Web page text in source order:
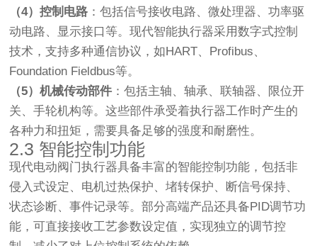
（4）控制电路 ：包括信号接收电路、微处理器、功率驱
动电路、显示接口等。现代智能执行器采用数字式控制
技术，支持多种通信协议，如HART、Profibus、
Foundation Fieldbus等。
（5）机械传动部件 ：包括主轴、轴承、联轴器、限位开
关、手轮机构等。这些部件承受着执行器工作时产生的
各种力和扭矩，需要具备足够的强度和耐磨性。
2.3 智能控制功能
现代电动阀门执行器具备丰富的智能控制功能，包括非
侵入式设定、电机过热保护、堵转保护、断信号保持、
状态诊断、事件记录等。部分高端产品还具备PID调节功
能，可直接接收工艺参数设定值，实现独立的调节控